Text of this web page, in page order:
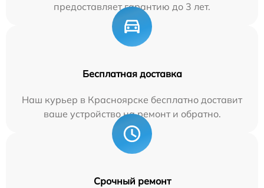
предоставляет гарантию до 3 лет.
Бесплатная доставка
Наш курьер в Красноярске бесплатно доставит
ваше устройство на ремонт и обратно.
Срочный ремонт